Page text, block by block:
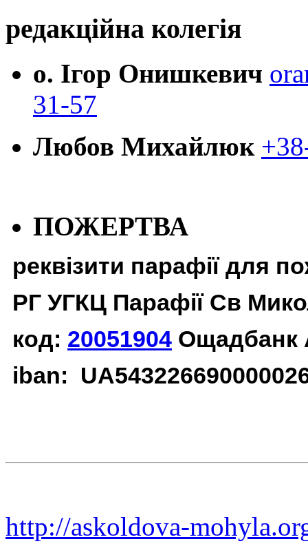
редакційна колегія
о. Ігор Онишкевич
31-57
Любов Михайлюк
ПОЖЕРТВА
реквізити парафії для
РГ УГКЦ Парафії Св
код: 20051904 Ощадбанк
iban:
http://askoldova-